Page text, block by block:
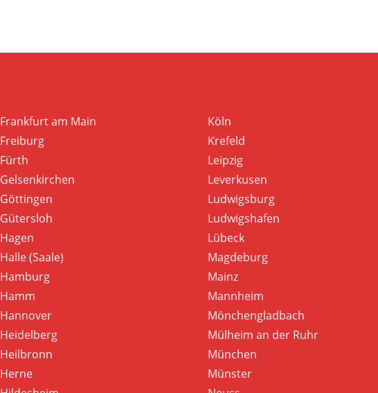
Frankfurt am Main
Freiburg
Fürth
Gelsenkirchen
Göttingen
Gütersloh
Hagen
Halle (Saale)
Hamburg
Hamm
Hannover
Heidelberg
Heilbronn
Herne
Köln
Krefeld
Leipzig
Leverkusen
Ludwigsburg
Ludwigshafen
Lübeck
Magdeburg
Mainz
Mannheim
Mönchengladbach
Mülheim an der Ruhr
München
Münster